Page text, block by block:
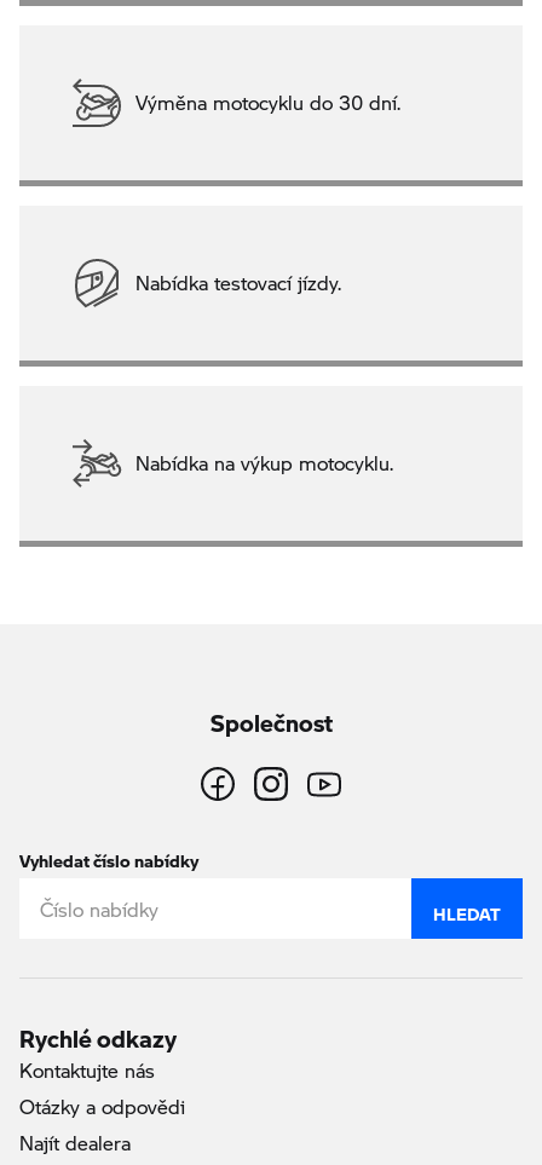
Výměna motocyklu do 30 dní.
Nabídka testovací jízdy.
Nabídka na výkup motocyklu.
Společnost
Vyhledat číslo nabídky
HLEDAT
Rychlé odkazy
Kontaktujte nás
Otázky a odpovědi
Najít dealera